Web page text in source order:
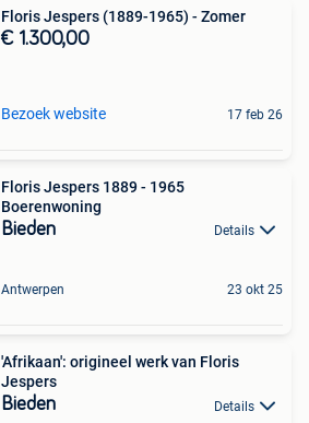
Floris Jespers (1889-1965) - Zomer
€ 1.300,00
Bezoek website 17 feb 26
Floris Jespers 1889 - 1965
Boerenwoning
Bieden Details
Antwerpen 23 okt 25
'Afrikaan': origineel werk van Floris
Jespers
Bieden Details